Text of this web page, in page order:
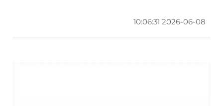
2026-06-08 10:06:31